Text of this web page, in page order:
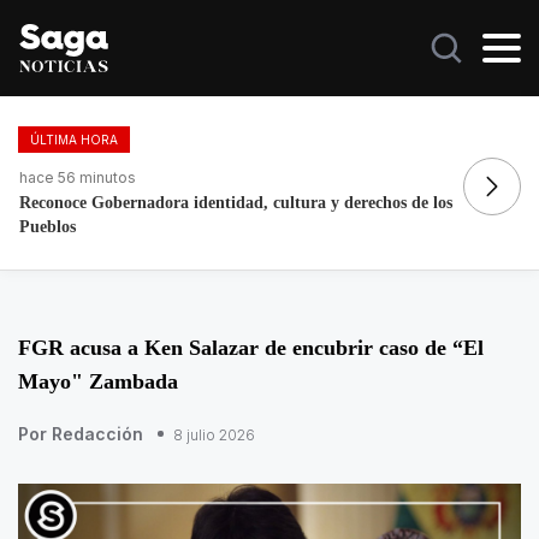
ÚLTIMA HORA
hace 56 minutos
Reconoce Gobernadora identidad, cultura y derechos de los
Pueblos
FGR acusa a Ken Salazar de encubrir caso de “El
Mayo" Zambada
Por Redacción 8 julio 2026